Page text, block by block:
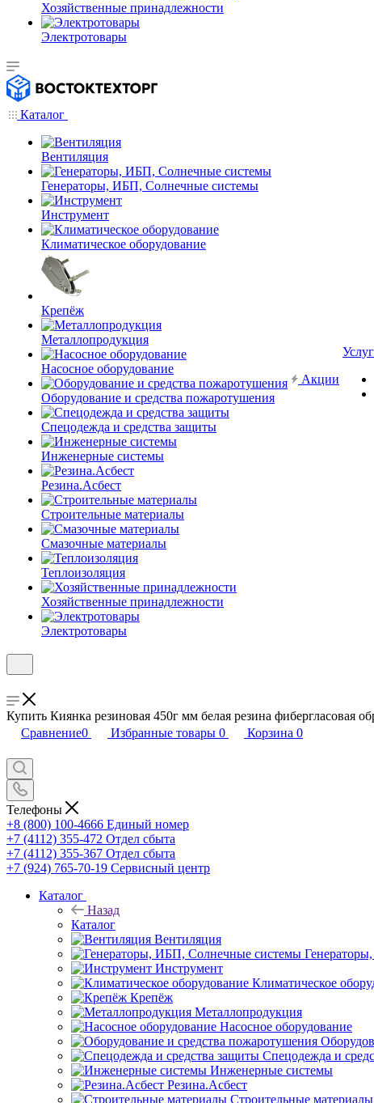
Хозяйственные принадлежности
Электротовары
Каталог
Вентиляция
Генераторы, ИБП, Солнечные системы
Инструмент
Климатическое оборудование
Крепёж
Металлопродукция
Насосное оборудование
Оборудование и средства пожаротушения
Спецодежда и средства защиты
Инженерные системы
Резина.Асбест
Строительные материалы
Смазочные материалы
Теплоизоляция
Хозяйственные принадлежности
Электротовары
Акции
Купить Киянка резиновая 450г мм белая резина фибергласовая
Сравнение0 Избранные товары 0 Корзина 0
Телефоны
+8 (800) 100-4666 Единый номер
+7 (4112) 355-472 Отдел сбыта
+7 (4112) 355-367 Отдел сбыта
+7 (924) 765-70-19 Сервисный центр
Каталог
Назад
Каталог
Вентиляция
Инструмент
Климатическое
Крепёж
Металлопродукция
Насосное оборудование
Спецодежда и
Инженерные системы
Резина.Асбест
Строительные материалы